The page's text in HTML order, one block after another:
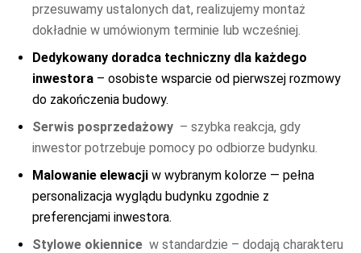
przesuwamy ustalonych dat, realizujemy montaż
dokładnie w umówionym terminie lub wcześniej.
Dedykowany doradca techniczny dla każdego
inwestora – osobiste wsparcie od pierwszej rozmowy
do zakończenia budowy.
Serwis posprzedażowy – szybka reakcja, gdy
inwestor potrzebuje pomocy po odbiorze budynku.
Malowanie elewacji w wybranym kolorze — pełna
personalizacja wyglądu budynku zgodnie z
preferencjami inwestora.
Stylowe okiennice w standardzie – dodają charakteru